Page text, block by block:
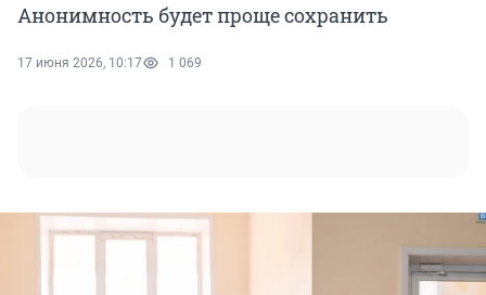
Анонимность будет проще сохранить
17 июня 2026, 10:17 1 069